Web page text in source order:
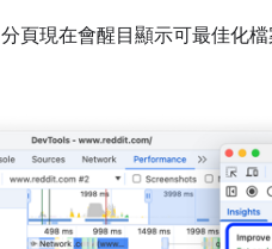
分頁現在會醒目顯示可最佳化